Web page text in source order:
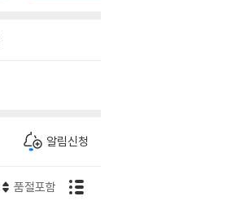
알림신청
품절포함